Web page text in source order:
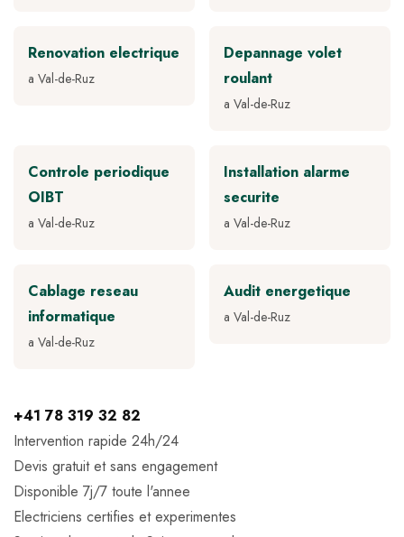
Renovation electrique
a Val-de-Ruz
Depannage volet
roulant
a Val-de-Ruz
Controle periodique
OIBT
a Val-de-Ruz
Installation alarme
securite
a Val-de-Ruz
Cablage reseau
informatique
a Val-de-Ruz
Audit energetique
a Val-de-Ruz
+41 78 319 32 82
Intervention rapide 24h/24
Devis gratuit et sans engagement
Disponible 7j/7 toute l'annee
Electriciens certifies et experimentes